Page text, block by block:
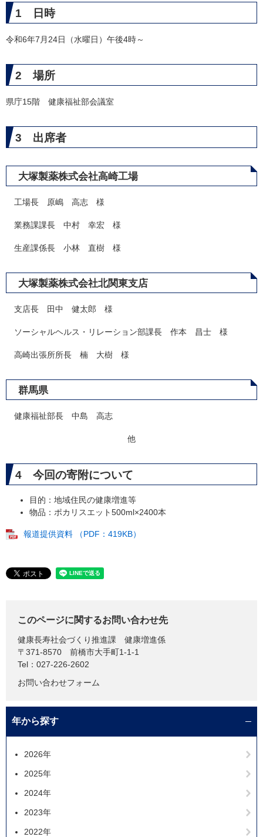
1 日時
令和6年7月24日（水曜日）午後4時～
2 場所
県庁15階 健康福祉部会議室
3 出席者
大塚製薬株式会社高崎工場
工場長 原嶋 高志 様
業務課課長 中村 幸宏 様
生産課係長 小林 直樹 様
大塚製薬株式会社北関東支店
支店長 田中 健太郎 様
ソーシャルヘルス・リレーション部課長 作本 昌士 様
高崎出張所所長 楠 大樹 様
群馬県
健康福祉部長 中島 高志
他
4 今回の寄附について
目的：地域住民の健康増進等
物品：ポカリスエット500ml×2400本
報道提供資料 （PDF：419KB）
このページに関するお問い合わせ先
健康長寿社会づくり推進課
健康増進係
〒371-8570
前橋市大手町1-1-1
Tel：027-226-2602
お問い合わせフォーム
年から探す
2026年
2025年
2024年
2023年
2022年